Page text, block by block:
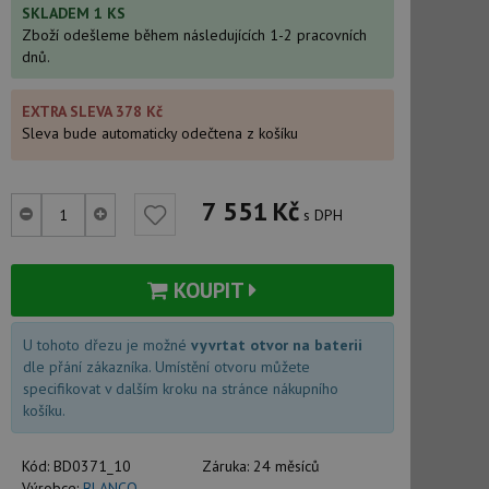
SKLADEM 1 KS
Zboží odešleme během následujících 1-2 pracovních
dnů.
EXTRA SLEVA 378 Kč
Sleva bude automaticky odečtena z košíku
7 551 Kč s DPH
KOUPIT
U tohoto dřezu je možné vyvrtat otvor na baterii
dle přání zákazníka. Umístění otvoru můžete
specifikovat v dalším kroku na stránce nákupního
košíku.
Kód: BD0371_10 Záruka:24 měsíců